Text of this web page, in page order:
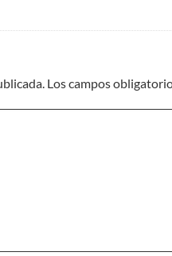
Los campos